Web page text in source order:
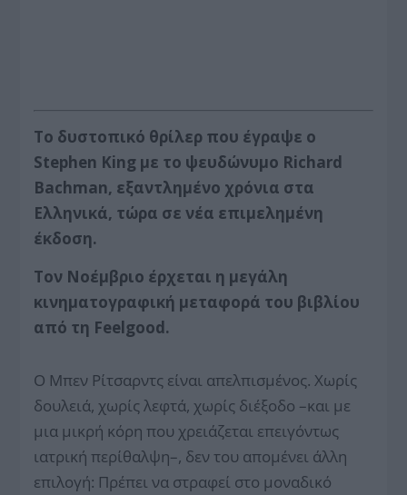
Το δυστοπικό θρίλερ που έγραψε ο
Stephen King με το ψευδώνυμο Richard
Bachman, εξαντλημένο χρόνια στα
Ελληνικά, τώρα σε νέα επιμελημένη
έκδοση.
Τον Νοέμβριο έρχεται η μεγάλη
κινηματογραφική μεταφορά του βιβλίου
από τη Feelgood.
Ο Μπεν Ρίτσαρντς είναι απελπισμένος. Χωρίς
δουλειά, χωρίς λεφτά, χωρίς διέξοδο –και με
μια μικρή κόρη που χρειάζεται επειγόντως
ιατρική περίθαλψη–, δεν του απομένει άλλη
επιλογή: Πρέπει να στραφεί στο μοναδικό